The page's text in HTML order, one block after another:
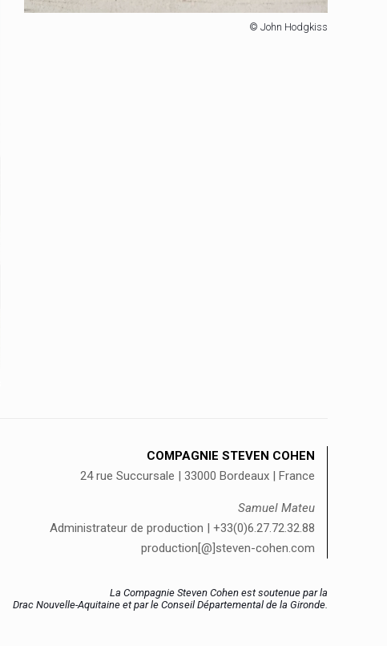
© John Hodgkiss
COMPAGNIE STEVEN COHEN
24 rue Succursale | 33000 Bordeaux | France
Samuel Mateu
Administrateur de production | +33(0)6.27.72.32.88
production[@]steven-cohen.com
La Compagnie Steven Cohen est soutenue par la
Drac Nouvelle-Aquitaine et par le Conseil Départemental de la Gironde.